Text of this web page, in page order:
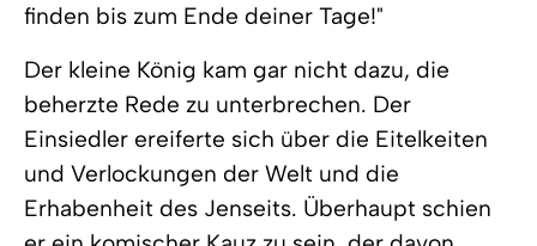
finden bis zum Ende deiner Tage!"
Der kleine König kam gar nicht dazu, die
beherzte Rede zu unterbrechen. Der
Einsiedler ereiferte sich über die Eitelkeiten
und Verlockungen der Welt und die
Erhabenheit des Jenseits. Überhaupt schien